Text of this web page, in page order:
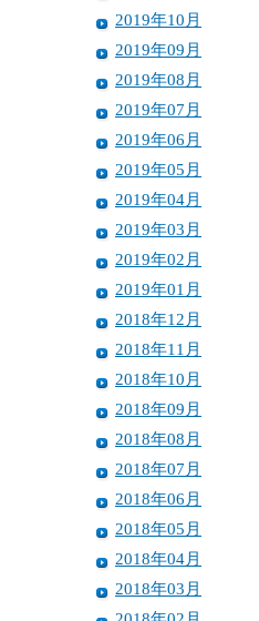
2019年10月
2019年09月
2019年08月
2019年07月
2019年06月
2019年05月
2019年04月
2019年03月
2019年02月
2019年01月
2018年12月
2018年11月
2018年10月
2018年09月
2018年08月
2018年07月
2018年06月
2018年05月
2018年04月
2018年03月